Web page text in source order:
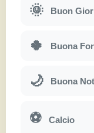
🌞 Buon
🍀 Buona
🌙 Buona
⚽ Calcio